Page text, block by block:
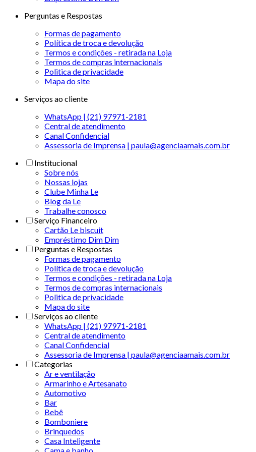
Perguntas e Respostas
Formas de pagamento
Política de troca e devolução
Termos e condições - retirada na Loja
Termos de compras internacionais
Politica de privacidade
Mapa do site
Serviços ao cliente
WhatsApp | (21) 97971-2181
Central de atendimento
Canal Confidencial
Assessoria de Imprensa | paula@agenciaamais.com.br
Institucional
Sobre nós
Nossas lojas
Clube Minha Le
Blog da Le
Trabalhe conosco
Serviço Financeiro
Cartão Le biscuit
Empréstimo Dim Dim
Perguntas e Respostas
Formas de pagamento
Política de troca e devolução
Termos e condições - retirada na Loja
Termos de compras internacionais
Politica de privacidade
Mapa do site
Serviços ao cliente
WhatsApp | (21) 97971-2181
Central de atendimento
Canal Confidencial
Assessoria de Imprensa | paula@agenciaamais.com.br
Categorias
Ar e ventilação
Armarinho e Artesanato
Automotivo
Bar
Bebê
Bomboniere
Brinquedos
Casa Inteligente